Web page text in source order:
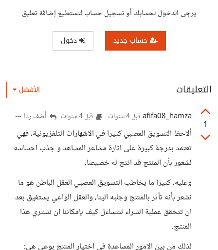
يرجى الدخول لحسابك أو تسجيل حساب لتستطيع إضافة تعليق
حساب جديد دخول
التعليقات الأفضل
1
afifa08_hamza قبل 4 سنوات قبل 4 سنوات أضف ردا
ألاحظ التسويق العصبي كثيرا في الاشهارات التلفزيونية، فهي
تعتمد بدرجة كبيرة على اثارة مشاعر المشاهد و جذب احساسه
لشعور بأن المنتج قد انتج له خصيصا،
وعليه، كثيرا ما يخاطب التسويق العصبي العقل الباطن هو ما
نشعر بأنه تأثر بالمنتج وجلبه الينا، والعقل الواعي يستفيق بعد
ان تتحقق عملية الشراء لنتساءل كيف بإمكاننا ان نشتري هذا
المنتج.
لذلك من بين الامور المساعدة في اختيار المنتج بوعي هي: